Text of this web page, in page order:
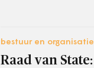
bestuur en organisatie
Raad van State: